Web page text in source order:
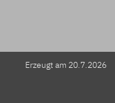
Erzeugt am 20.7.2026